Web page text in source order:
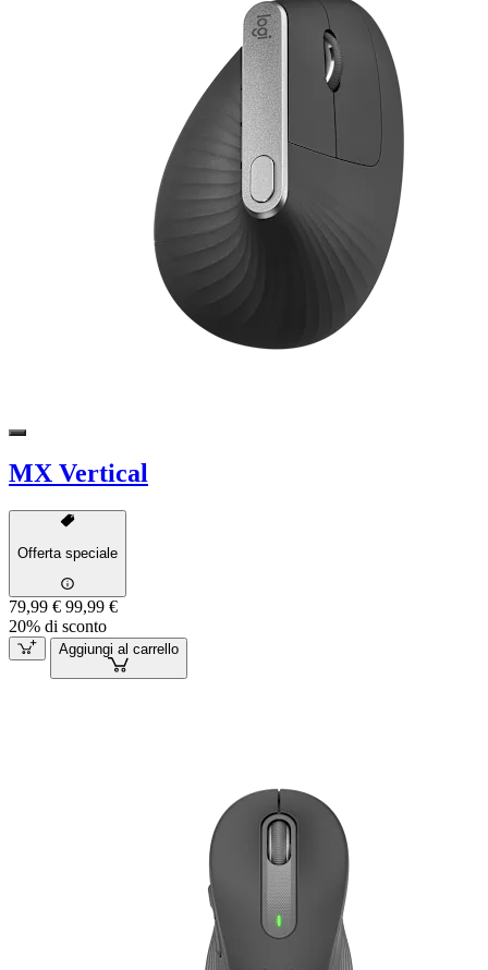
MX Vertical
Offerta speciale
79,99 € 99,99 €
20% di sconto
Aggiungi al carrello